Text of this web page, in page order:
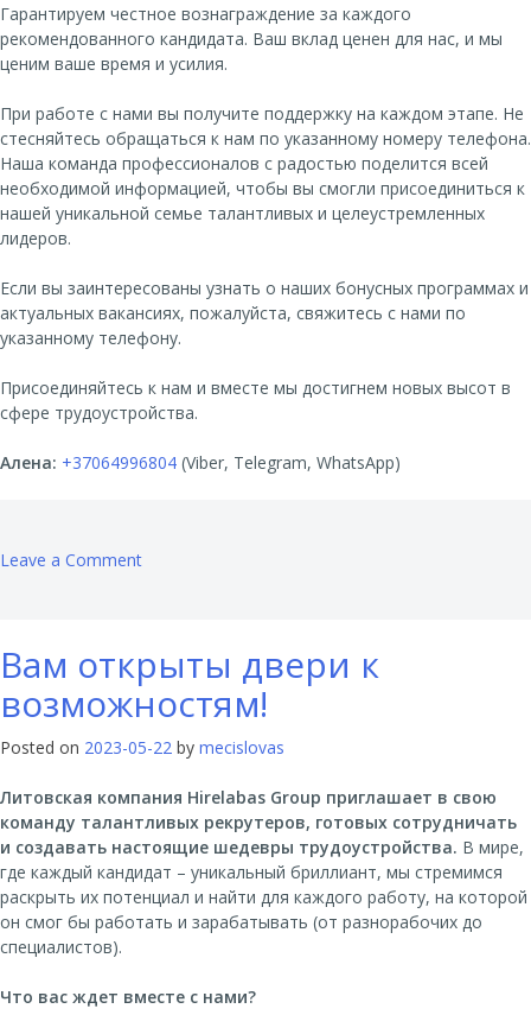
Гарантируем честное вознаграждение за каждого
рекомендованного кандидата. Ваш вклад ценен для нас, и мы
ценим ваше время и усилия.
При работе с нами вы получите поддержку на каждом этапе. Не
стесняйтесь обращаться к нам по указанному номеру телефона.
Наша команда профессионалов с радостью поделится всей
необходимой информацией, чтобы вы смогли присоединиться к
нашей уникальной семье талантливых и целеустремленных
лидеров.
Если вы заинтересованы узнать о наших бонусных программах и
актуальных вакансиях, пожалуйста, свяжитесь с нами по
указанному телефону.
Присоединяйтесь к нам и вместе мы достигнем новых высот в
сфере трудоустройства.
Алена: +37064996804 (Viber, Telegram, WhatsApp)
Leave a Commenton
и
достигайте
большего!
Вам открыты двери к
возможностям!
Posted on 2023-05-22 by mecislovas
Литовская компания Hirelabas Group приглашает в свою
команду талантливых рекрутеров, готовых сотрудничать
и создавать настоящие шедевры трудоустройства. В мире,
где каждый кандидат – уникальный бриллиант, мы стремимся
раскрыть их потенциал и найти для каждого работу, на которой
он смог бы работать и зарабатывать (от разнорабочих до
специалистов).
Что вас ждет вместе с нами?